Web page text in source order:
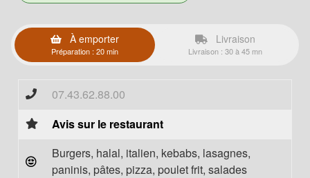
À emporter
Préparation : 20 min
Livraison
Livraison : 30 à 45 mn
07.43.62.88.00
Avis sur le restaurant
Burgers, halal, italien, kebabs, lasagnes,
paninis, pâtes, pizza, poulet frit, salades